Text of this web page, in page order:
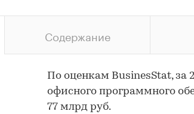
Содержание
По оценкам BusinesStat, за
офисного программного
77 млрд руб.